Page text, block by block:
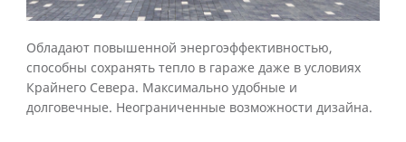
Обладают повышенной энергоэффективностью,
способны сохранять тепло в гараже даже в условиях
Крайнего Севера. Максимально удобные и
долговечные. Неограниченные возможности дизайна.